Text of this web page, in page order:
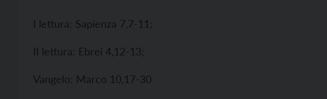
I lettura: Sapienza 7,7-11;
II lettura: Ebrei 4,12-13;
Vangelo: Marco 10,17-30